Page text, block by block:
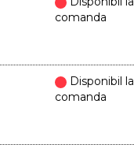
comanda
Disponibil la
comanda